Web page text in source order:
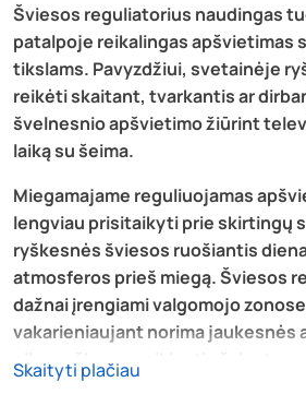
Šviesos reguliatorius naudingas
patalpoje reikalingas apšvietimas
tikslams. Pavyzdžiui, svetainėje
reikėti skaitant, tvarkantis ar
švelnesnio apšvietimo žiūrint
laiką su šeima.
Miegamajame reguliuojamas
lengviau prisitaikyti prie skirtingų
ryškesnės šviesos ruošiantis
atmosferos prieš miegą. Šviesos
dažnai įrengiami valgomojo
vakarieniaujant norima jaukesnės
pilnu ryškumu veikiantis šviestuvas.
Skaityti plačiau